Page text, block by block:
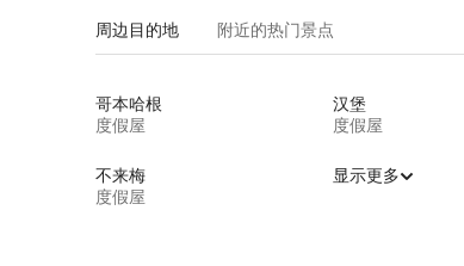
周边目的地 附近的热门景点
哥本哈根
度假屋
汉堡
度假屋
不来梅
度假屋
显示更多